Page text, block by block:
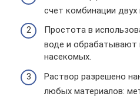
счет комбинации двух
Простота в
воде и обрабатывают
насекомых.
Раствор разрешено
любых материалов: